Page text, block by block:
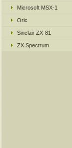
Microsoft MSX-1
Oric
Sinclair ZX-81
ZX Spectrum